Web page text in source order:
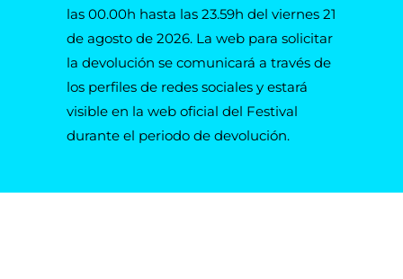
las 00.00h hasta las 23.59h del viernes 21
de agosto de 2026. La web para solicitar
la devolución se comunicará a través de
los perfiles de redes sociales y estará
visible en la web oficial del Festival
durante el periodo de devolución.